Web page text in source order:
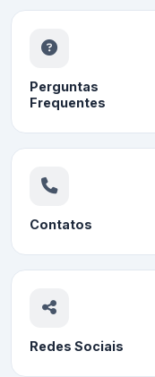
Perguntas
Frequentes
Contatos
Redes Sociais